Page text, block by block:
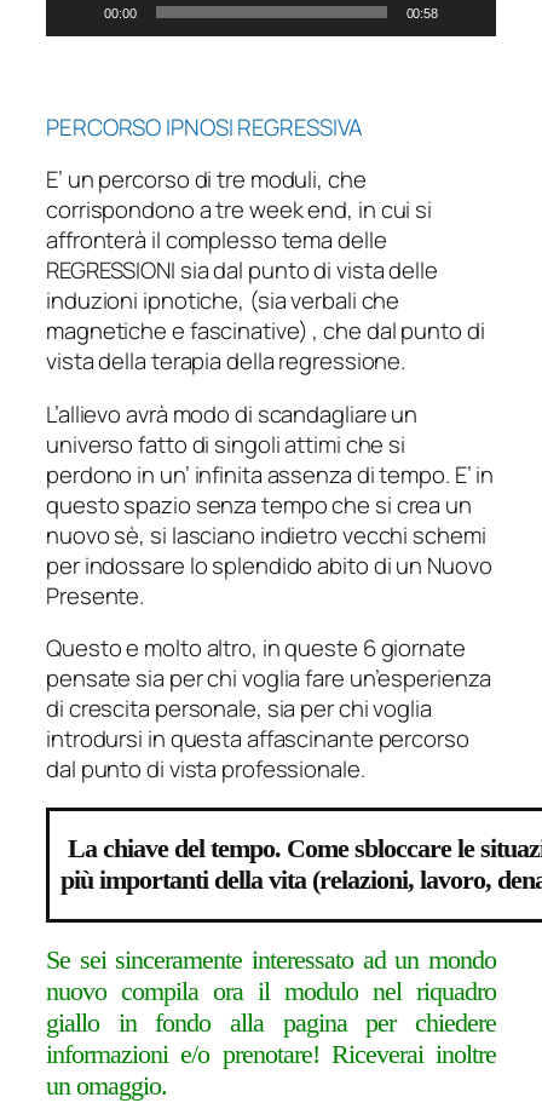
00:00 00:58
PERCORSO IPNOSI REGRESSIVA
​E’ un percorso di tre moduli, che
corrispondono a tre week end, in cui si
affronterà il complesso tema delle
REGRESSIONI ​sia dal punto di vista delle
induzioni ipnotiche, (sia verbali che
magnetiche e fascinative) , che dal punto di
vista della terapia della regressione.
L’allievo avrà modo di scandagliare un
universo fatto di singoli attimi che si
perdono in un’ infinita assenza di tempo. E’ in
questo spazio senza tempo che si crea un
nuovo sè, si lasciano indietro vecchi schemi
per indossare lo splendido abito di un Nuovo
Presente.
Questo e molto altro, in queste 6 giornate
pensate sia per chi voglia fare un’esperienza
di crescita personale, sia per chi voglia
introdursi in questa affascinante percorso
dal punto di vista professionale.
La chiave del tempo. Come sbloccare le
più importanti della vita (relazioni, lavoro,
Se sei sinceramente interessato ad un mondo
nuovo compila ora il modulo nel riquadro
giallo in fondo alla pagina per chiedere
informazioni e/o prenotare! Riceverai inoltre
un omaggio.